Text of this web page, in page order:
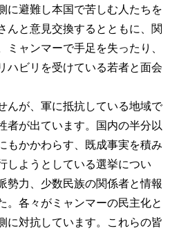
に避難し本国で苦しむ人たちを
んと意見交換するとともに、関
ミャンマーで手足を失ったり、
ハビリを受けている若者と面会
んが、軍に抵抗している地域で
者が出ています。国内の半分以
もかかわらす、既成事実を積み
しようとしている選挙につい
勢力、少数民族の関係者と情報
。各々がミャンマーの民主化と
に対抗しています。これらの皆